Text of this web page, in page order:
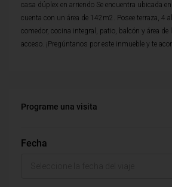
casa dúplex en arriendo Se encuentra ubicada
cuenta con un área de 142m2. Posee terraza, 4
comedor, cocina integral, patio, balcón y área de
acceso. ¡Pregúntanos por este inmueble y te
Programe una visita
Fecha